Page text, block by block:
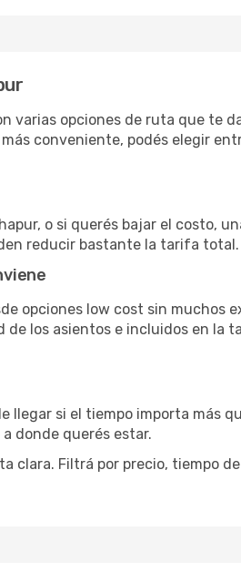
varias opciones de ruta que te
conveniente, podés elegir
o si querés bajar el costo,
reducir bastante la tarifa total.
opciones low cost sin muchos
los asientos e incluidos en la
llegar si el tiempo importa más
donde querés estar.
clara. Filtrá por precio, tiempo